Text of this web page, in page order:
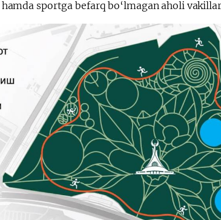
sportga befarq bo‘lmagan aholi